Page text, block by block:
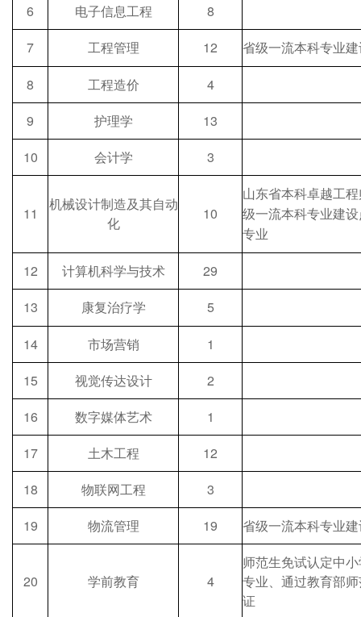
6 电子信息工程
8
7
工程管理 12 省级一流本科专业
8 工程造价
4
9
护理学
13
10
会计学 3
11
机械设计制造及其自动
化
10
山东省本科卓越工
级一流本科专业建
专业
12 计算机科学与技术
29
13
康复治疗学
5
14
市场营销
1
15
视觉传达设计
2
16
数字媒体艺术
1
17
土木工程
12
18
物联网工程
3
19
物流管理 19 省级一流本科专业
20 学前教育 4
师范生免试认定中
专业、通过教育部
证